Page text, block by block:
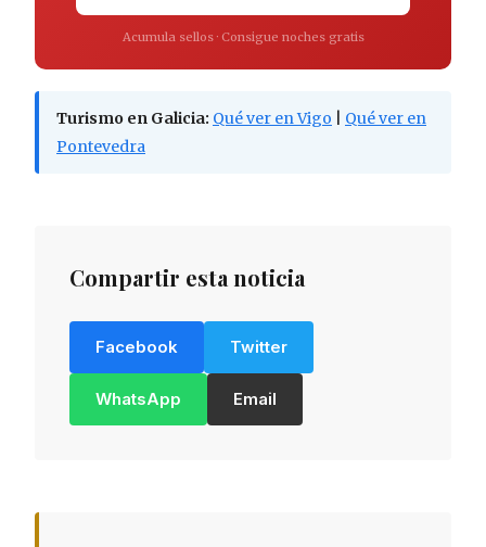
Acumula sellos · Consigue noches gratis
Turismo en Galicia: Qué ver en Vigo
Qué ver en
Pontevedra
Compartir esta noticia
Facebook Twitter
WhatsApp Email